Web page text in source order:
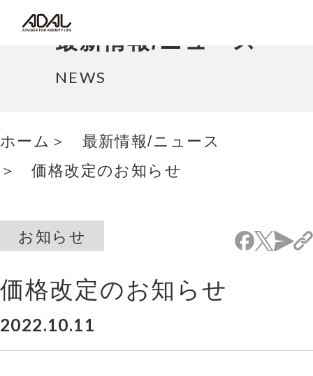
コラム
最新情報/ニュース
最新情報/ニュース
NEWS
ホーム
最新情報/ニュース
価格改定のお知らせ
お知らせ
価格改定のお知らせ
2022.10.11